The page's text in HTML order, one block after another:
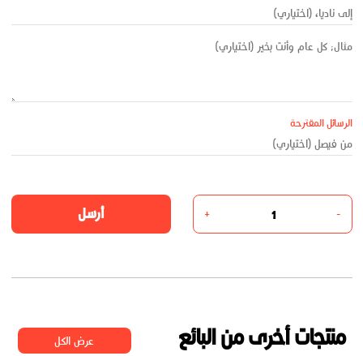
الرسائل المقترحة
-
+ أرسل
منتجات أخرى من البائع عرض الكل